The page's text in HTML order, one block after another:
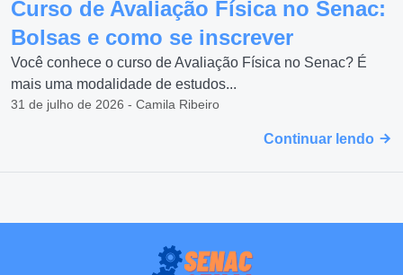
Curso de Avaliação Física no Senac:
Bolsas e como se inscrever
Você conhece o curso de Avaliação Física no Senac? É
mais uma modalidade de estudos...
31 de julho de 2026 - Camila Ribeiro
Continuar lendo